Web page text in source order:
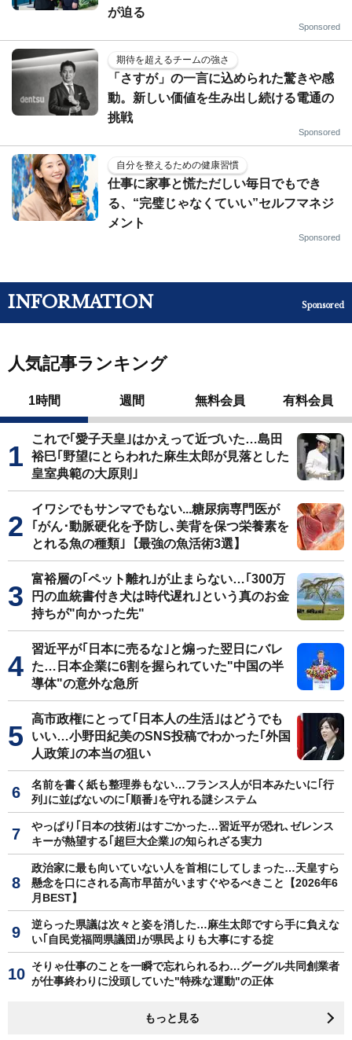
が迫る
Sponsored
期待を超えるチームの強さ
「さすが」の一言に込められた驚きや感
動。新しい価値を生み出し続ける電通の
挑戦
Sponsored
自分を整えるための健康習慣
仕事に家事と慌ただしい毎日でもでき
る、“完璧じゃなくていい”セルフマネジ
メント
Sponsored
INFORMATION Sponsored
人気記事ランキング
1時間 週間 無料会員 有料会員
これで｢愛子天皇｣はかえって近づいた…島田
裕巳｢野望にとらわれた麻生太郎が見落とした
皇室典範の大原則｣
イワシでもサンマでもない...糖尿病専門医が
｢がん･動脈硬化を予防し､美背を保つ栄養素を
とれる魚の種類｣【最強の魚活術3選】
富裕層の｢ペット離れ｣が止まらない…｢300万
円の血統書付き犬は時代遅れ｣という真のお金
持ちが"向かった先"
習近平が｢日本に売るな｣と煽った翌日にバレ
た…日本企業に6割を握られていた"中国の半
導体"の意外な急所
高市政権にとって｢日本人の生活｣はどうでも
いい…小野田紀美のSNS投稿でわかった｢外国
人政策｣の本当の狙い
名前を書く紙も整理券もない…フランス人が日本みたいに｢行
列｣に並ばないのに｢順番｣を守れる謎システム
やっぱり｢日本の技術｣はすごかった…習近平が恐れ､ゼレンス
キーが熱望する｢超巨大企業｣の知られざる実力
政治家に最も向いていない人を首相にしてしまった…天皇すら
懸念を口にされる高市早苗がいますぐやるべきこと【2026年6
月BEST】
逆らった県議は次々と姿を消した…麻生太郎ですら手に負えな
い｢自民党福岡県議団｣が県民よりも大事にする掟
そりゃ仕事のことを一瞬で忘れられるわ…グーグル共同創業者
が仕事終わりに没頭していた"特殊な運動"の正体
もっと見る